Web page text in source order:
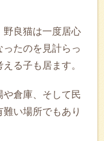
野良猫は一度居心
たのを見計らっ
る子も居ます。
や倉庫、そして民
い場所でもあり